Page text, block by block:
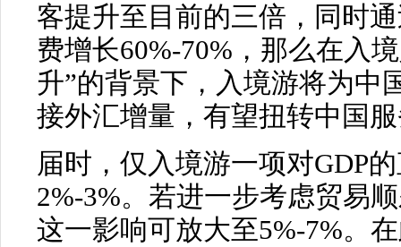
客提升至目前的三倍，同时
费增长60%-70%，那么在入
升”的背景下，入境游将为中
接外汇增量，有望扭转中国
届时，仅入境游一项对GDP
2%-3%。若进一步考虑贸易
这一影响可放大至5%-7%。